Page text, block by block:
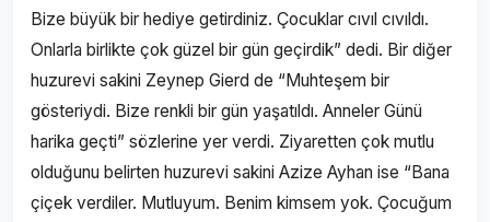
Bize büyük bir hediye getirdiniz. Çocuklar cıvıl cıvıldı.
Onlarla birlikte çok güzel bir gün geçirdik” dedi. Bir diğer
huzurevi sakini Zeynep Gierd de “Muhteşem bir
gösteriydi. Bize renkli bir gün yaşatıldı. Anneler Günü
harika geçti” sözlerine yer verdi. Ziyaretten çok mutlu
olduğunu belirten huzurevi sakini Azize Ayhan ise “Bana
çiçek verdiler. Mutluyum. Benim kimsem yok. Çocuğum